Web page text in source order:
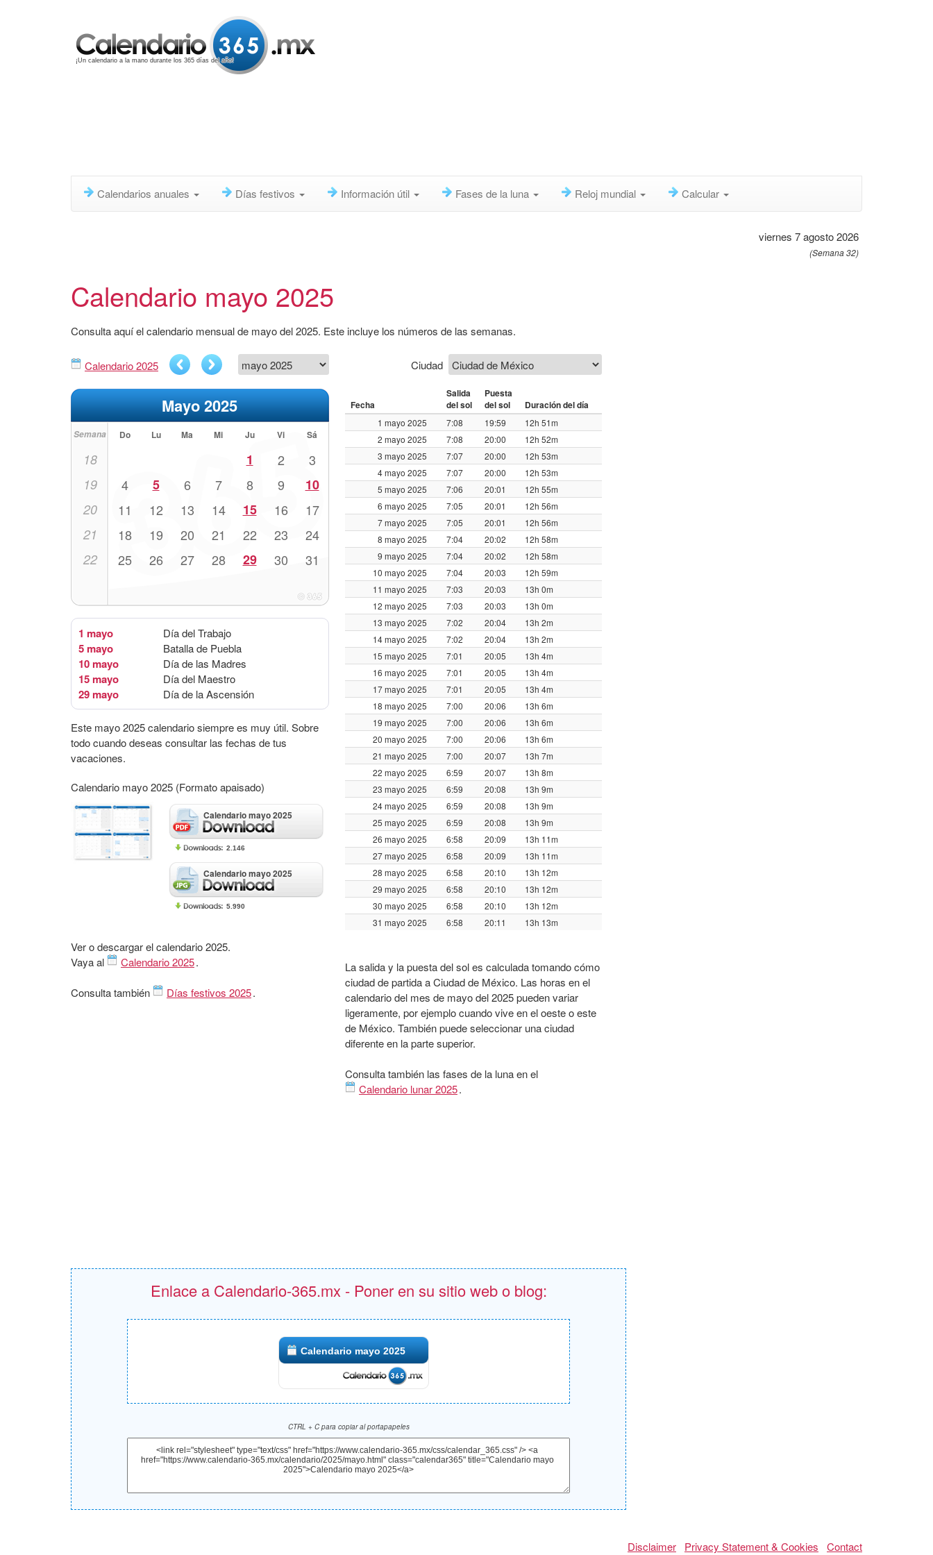
¡Un calendario a la mano durante los 365 días del año!
Calendarios anuales Días festivos Información útil Fases de la luna Reloj mundial Calcular
viernes 7 agosto 2026
(Semana 32)
Calendario mayo 2025
Consulta aquí el calendario mensual de mayo del 2025. Este incluye los números de las semanas.
Calendario 2025
Mayo 2025
Semana Do Lu Ma Mi Ju Vi Sá
18 1 2 3
19 4 5 6 7 8 9 10
20 11 12 13 14 15 16 17
21 18 19 20 21 22 23 24
22 25 26 27 28 29 30 31
1 mayo Día del Trabajo
5 mayo Batalla de Puebla
10 mayo Día de las Madres
15 mayo Día del Maestro
29 mayo Día de la Ascensión
Este mayo 2025 calendario siempre es muy útil. Sobre
todo cuando deseas consultar las fechas de tus
vacaciones.
Calendario mayo 2025 (Formato apaisado)
Calendario mayo 2025
2.146
Calendario mayo 2025
5.990
Ver o descargar el calendario 2025.
Vaya al
Calendario 2025.
Consulta también Días festivos 2025.
Ciudad
Fecha
Salida
del sol
Puesta
del sol
Duración del día
1 mayo 2025 7:08 19:59
12h 51m
2 mayo 2025
7:08 20:00
12h 52m
3 mayo 2025
7:07 20:00
12h 53m
4 mayo 2025
7:07 20:00
12h 53m
5 mayo 2025
7:06 20:01
12h 55m
6 mayo 2025
7:05 20:01
12h 56m
7 mayo 2025
7:05 20:01
12h 56m
8 mayo 2025
7:04 20:02
12h 58m
9 mayo 2025
7:04 20:02
12h 58m
10 mayo 2025
7:04 20:03
12h 59m
11 mayo 2025
7:03 20:03
13h 0m
12 mayo 2025
7:03 20:03
13h 0m
13 mayo 2025
7:02 20:04
13h 2m
14 mayo 2025
7:02 20:04
13h 2m
15 mayo 2025
7:01 20:05
13h 4m
16 mayo 2025
7:01 20:05
13h 4m
17 mayo 2025
7:01 20:05
13h 4m
18 mayo 2025
7:00 20:06
13h 6m
19 mayo 2025
7:00 20:06
13h 6m
20 mayo 2025
7:00 20:06
13h 6m
21 mayo 2025
7:00 20:07
13h 7m
22 mayo 2025
6:59 20:07
13h 8m
23 mayo 2025
6:59 20:08
13h 9m
24 mayo 2025
6:59 20:08
13h 9m
25 mayo 2025
6:59 20:08
13h 9m
26 mayo 2025
6:58 20:09
13h 11m
27 mayo 2025
6:58 20:09
13h 11m
28 mayo 2025
6:58 20:10
13h 12m
29 mayo 2025
6:58 20:10
13h 12m
30 mayo 2025
6:58 20:10
13h 12m
31 mayo 2025
6:58 20:11 13h 13m
La salida y la puesta del sol es calculada tomando cómo
ciudad de partida a Ciudad de México. Las horas en el
calendario del mes de mayo del 2025 pueden variar
ligeramente, por ejemplo cuando vive en el oeste o este
de México. También puede seleccionar una ciudad
diferente en la parte superior.
Consulta también las fases de la luna en el
Calendario lunar 2025.
Enlace a Calendario-365.mx - Poner en su sitio web o blog:
Calendario mayo 2025
CTRL + C para copiar al portapapeles
Disclaimer Privacy Statement & Cookies Contact